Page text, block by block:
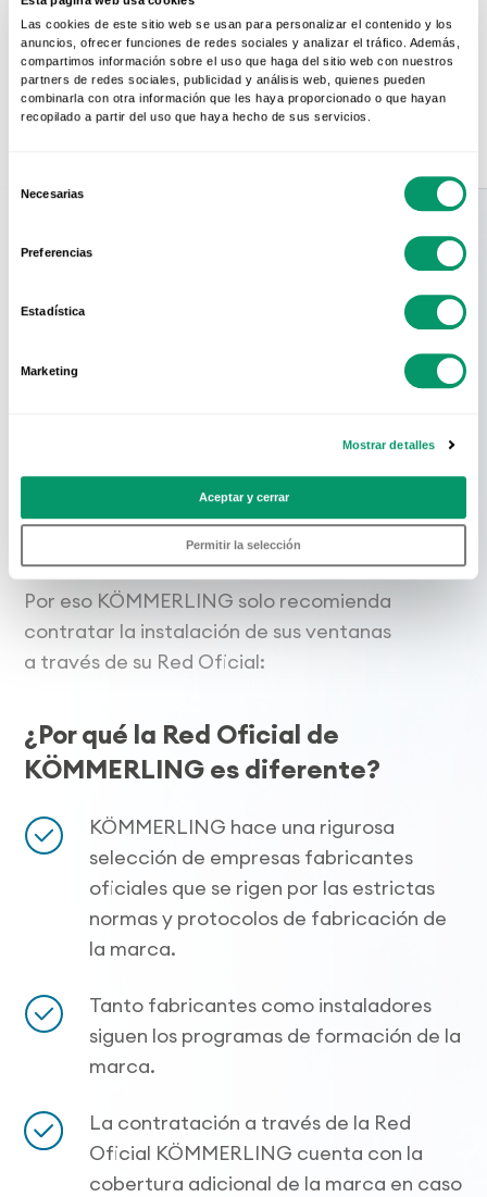
Las cookies de este sitio web se usan para personalizar el contenido y los
anuncios, ofrecer funciones de redes sociales y analizar el tráfico. Además,
compartimos información sobre el uso que haga del sitio web con nuestros
partners de redes sociales, publicidad y análisis web, quienes pueden
combinarla con otra información que les haya proporcionado o que hayan
recopilado a partir del uso que haya hecho de sus servicios.
de
Necesarias
Preferencias
Estadística
Marketing
Mostrar detalles
Aceptar y cerrar
Permitir la selección
Contactar
Conoce La Red
Oficial
En KÖMMERLING sabemos que el mejor
sistema de perfiles no sirve de nada si no
se acompaña de una cuidada
fabricación e instalación de la ventana.
Por eso KÖMMERLING solo recomienda
contratar la instalación de sus ventanas
a través de su Red Oficial:
¿Por qué la Red Oficial de
KÖMMERLING es diferente?
KÖMMERLING hace una rigurosa
selección de empresas fabricantes
oficiales que se rigen por las estrictas
normas y protocolos de fabricación de
la marca.
Tanto fabricantes como instaladores
siguen los programas de formación de la
marca.
La contratación a través de la Red
Oficial KÖMMERLING cuenta con la
cobertura adicional de la marca en caso